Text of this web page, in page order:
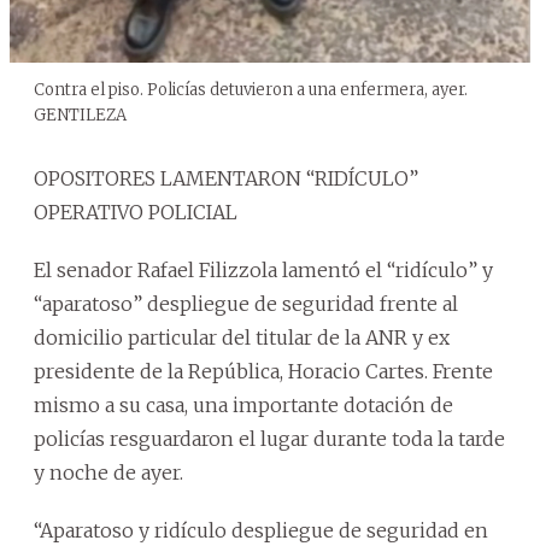
Contra el piso. Policías detuvieron a una enfermera, ayer.
GENTILEZA
OPOSITORES LAMENTARON “RIDÍCULO”
OPERATIVO POLICIAL
El senador Rafael Filizzola lamentó el “ridículo” y
“aparatoso” despliegue de seguridad frente al
domicilio particular del titular de la ANR y ex
presidente de la República, Horacio Cartes. Frente
mismo a su casa, una importante dotación de
policías resguardaron el lugar durante toda la tarde
y noche de ayer.
“Aparatoso y ridículo despliegue de seguridad en